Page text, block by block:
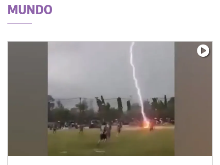
MUNDO